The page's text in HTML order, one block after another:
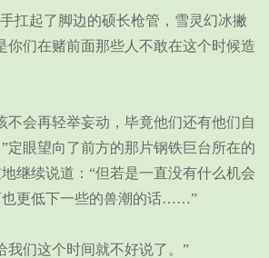
起了脚边的硕长枪管，雪灵幻冰撇
你们在赌前面那些人不敢在这个时候造
会再轻举妄动，毕竟他们还有他们自
定眼望向了前方的那片钢铁巨台所在的
继续说道：“但若是一直没有什么机会
也更低下一些的兽潮的话……”
们这个时间就不好说了。”